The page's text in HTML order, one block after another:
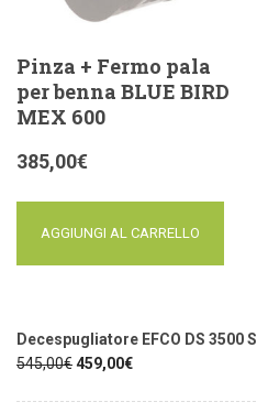
Pinza + Fermo pala
per benna BLUE BIRD
MEX 600
385,00€
AGGIUNGI AL CARRELLO
Decespugliatore EFCO DS 3500 S
545,00€459,00€